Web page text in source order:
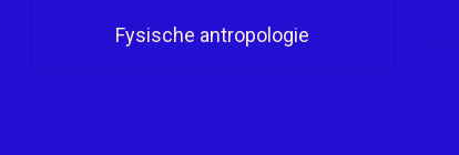
Fysische antropologie